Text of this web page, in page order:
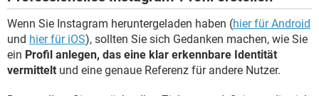
Wenn Sie Instagram heruntergeladen haben (hier für Android
und hier für iOS), sollten Sie sich Gedanken machen, wie Sie
ein Profil anlegen, das eine klar erkennbare Identität
vermittelt und eine genaue Referenz für andere Nutzer.